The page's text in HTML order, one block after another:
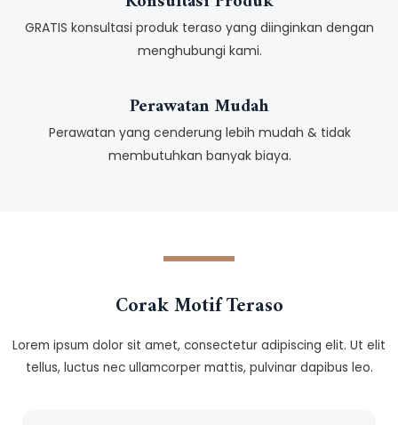
GRATIS konsultasi produk teraso yang diinginkan dengan
menghubungi kami.
Perawatan Mudah
Perawatan yang cenderung lebih mudah & tidak
membutuhkan banyak biaya.
Corak Motif Teraso
Lorem ipsum dolor sit amet, consectetur adipiscing elit. Ut elit
tellus, luctus nec ullamcorper mattis, pulvinar dapibus leo.